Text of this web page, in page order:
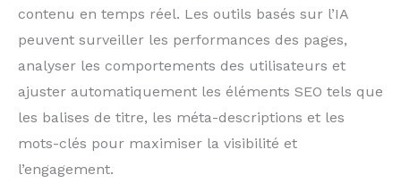
contenu en temps réel. Les outils basés sur l’IA
peuvent surveiller les performances des pages,
analyser les comportements des utilisateurs et
ajuster automatiquement les éléments SEO tels que
les balises de titre, les méta-descriptions et les
mots-clés pour maximiser la visibilité et
l’engagement.